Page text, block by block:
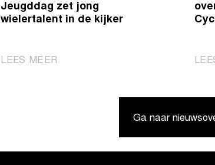
Jeugddag zet jong
wielertalent in de kijker
LEES MEER|
Ga naar